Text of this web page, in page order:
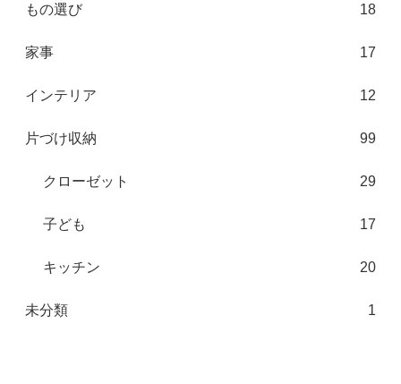
もの選び 18
家事 17
インテリア 12
片づけ収納 99
クローゼット 29
子ども 17
キッチン 20
未分類 1